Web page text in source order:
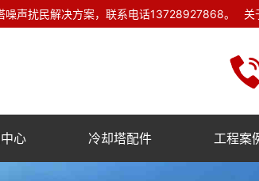
关
声扰民解决方案，联系电话13728927868。
心 冷却塔配件 工程案